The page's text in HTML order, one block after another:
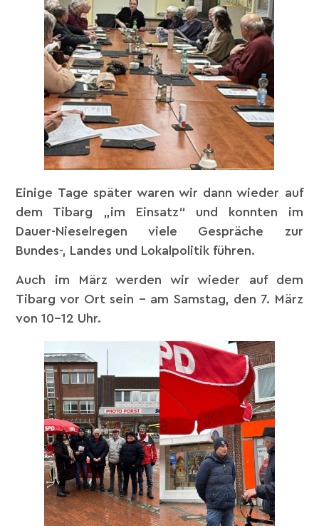
Einige Tage später waren wir dann wieder auf
dem Tibarg „im Einsatz“ und konnten im
Dauer-Nieselregen viele Gespräche zur
Bundes-, Landes und Lokalpolitik führen.
Auch im März werden wir wieder auf dem
Tibarg vor Ort sein – am Samstag, den 7. März
von 10-12 Uhr.